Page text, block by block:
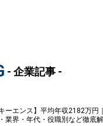
- 企業記事 -
キーエンス】平均年収2182万円
業界・年代・役職別など徹底解